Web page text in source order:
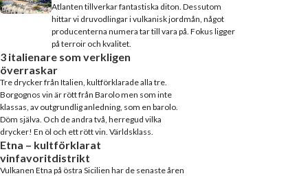
Atlanten tillverkar fantastiska diton. Dessutom
hittar vi druvodlingar i vulkanisk jordmån, något
producenterna numera tar till vara på. Fokus ligger
på terroir och kvalitet.
3 italienare som verkligen
överraskar
Tre drycker från Italien, kultförklarade alla tre.
Borgognos vin är rött från Barolo men som inte
klassas, av outgrundlig anledning, som en barolo.
Döm själva. Och de andra två, herregud vilka
drycker! En öl och ett rött vin. Världsklass.
Etna – kultförklarat
vinfavoritdistrikt
Vulkanen Etna på östra Sicilien har de senaste åren